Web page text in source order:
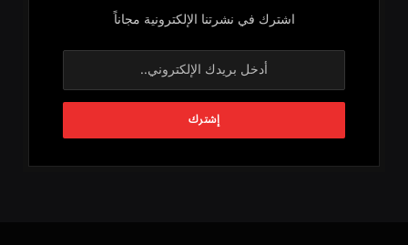
اشترك في نشرتنا الإلكترونية مجاناً